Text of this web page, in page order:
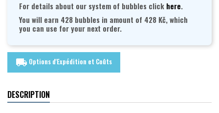
For details about our system of bubbles click here.
You will earn 428 bubbles in amount of 428 Kč, which
you can use for your next order.
local_shipping Options d'Expédition et Coûts
DESCRIPTION